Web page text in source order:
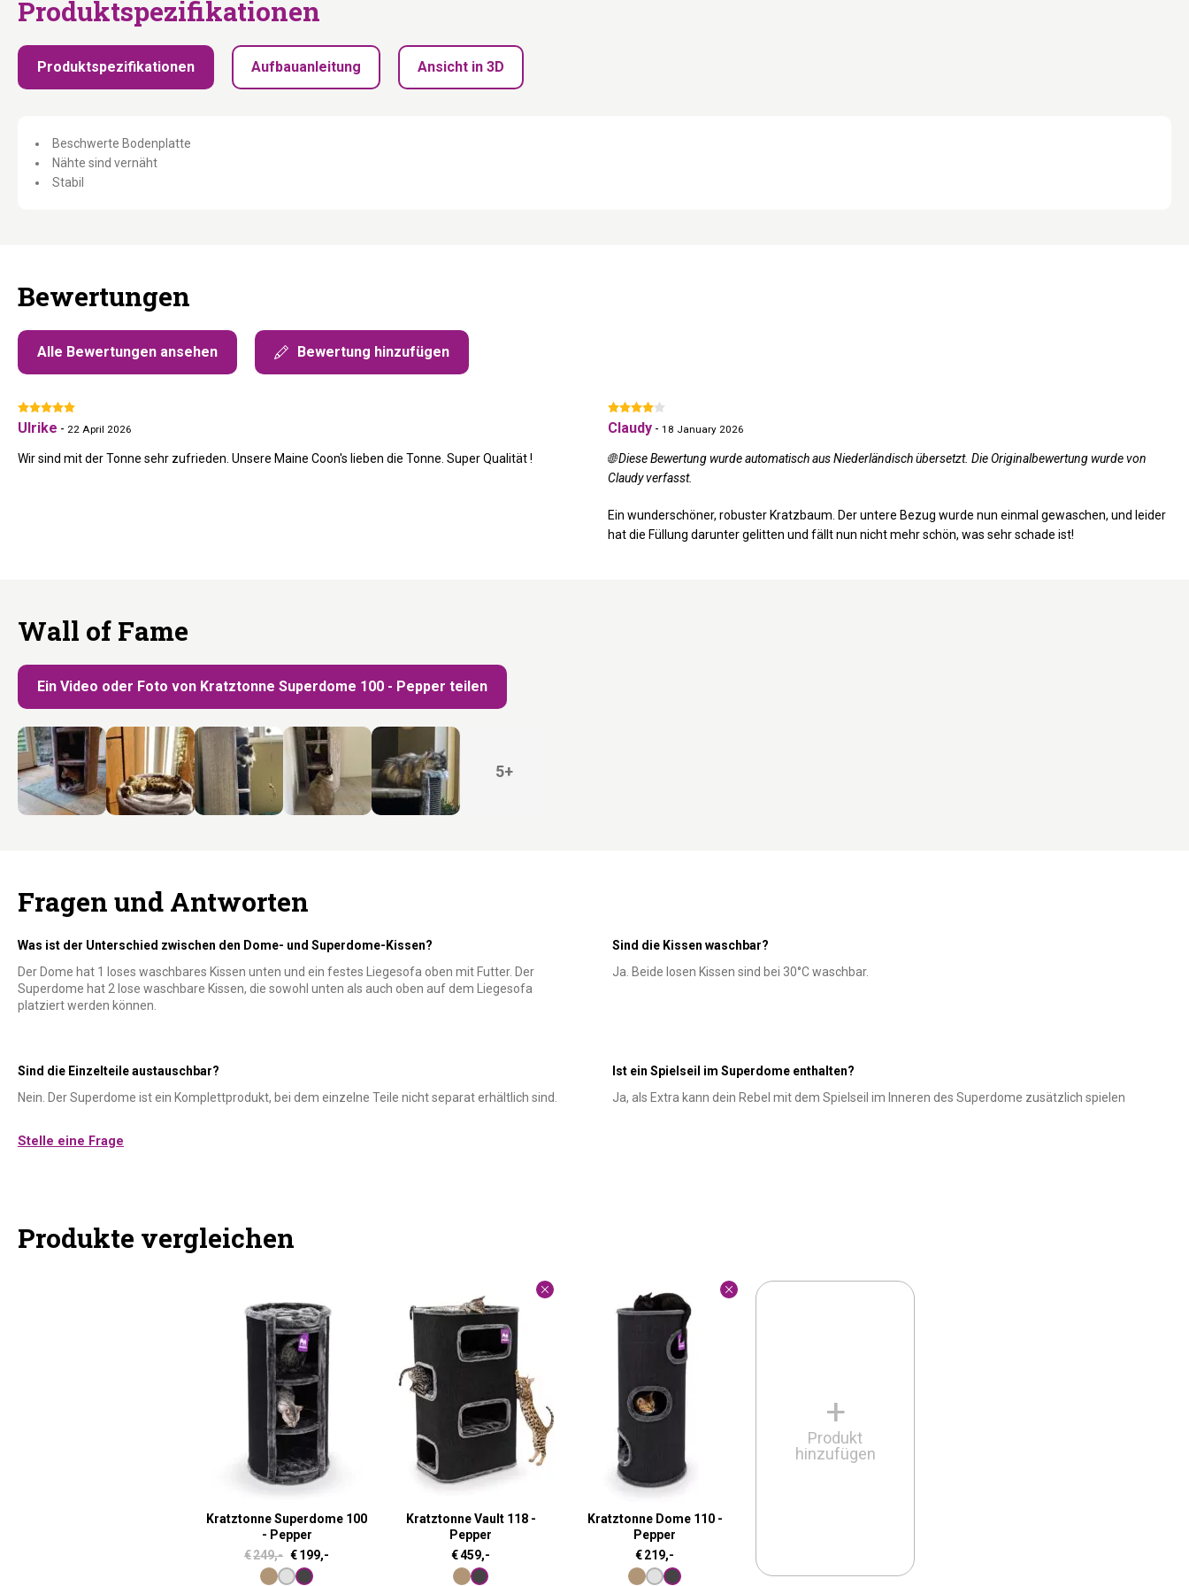
Produktspezifikationen
Produktspezifikationen Aufbauanleitung Ansicht in 3D
Beschwerte Bodenplatte
Nähte sind vernäht
Stabil
Bewertungen
Alle Bewertungen ansehen Bewertung hinzufügen
Ulrike - 22 April 2026
Wir sind mit der Tonne sehr zufrieden. Unsere Maine Coon's lieben die Tonne. Super Qualität !
Claudy - 18 January 2026
🌐 Diese Bewertung wurde automatisch aus Niederländisch übersetzt. Die Originalbewertung wurde von
Claudy verfasst.
Ein wunderschöner, robuster Kratzbaum. Der untere Bezug wurde nun einmal gewaschen, und leider
hat die Füllung darunter gelitten und fällt nun nicht mehr schön, was sehr schade ist!
Wall of Fame
Ein Video oder Foto von Kratztonne Superdome 100 - Pepper teilen
5+
Fragen und Antworten
Was ist der Unterschied zwischen den Dome- und Superdome-Kissen?
Der Dome hat 1 loses waschbares Kissen unten und ein festes Liegesofa oben mit Futter. Der
Superdome hat 2 lose waschbare Kissen, die sowohl unten als auch oben auf dem Liegesofa
platziert werden können.
Sind die Kissen waschbar?
Ja. Beide losen Kissen sind bei 30°C waschbar.
Sind die Einzelteile austauschbar?
Nein. Der Superdome ist ein Komplettprodukt, bei dem einzelne Teile nicht separat erhältlich sind.
Ist ein Spielseil im Superdome enthalten?
Ja, als Extra kann dein Rebel mit dem Spielseil im Inneren des Superdome zusätzlich spielen
Stelle eine Frage
Produkte vergleichen
Kratztonne Superdome 100
- Pepper
€249,- U
r
€199,-
Kratztonne Vault 118 -
Pepper
€459,-
Kratztonne Dome 110 -
Pepper
€219,-
+
Produkt
hinzufügen